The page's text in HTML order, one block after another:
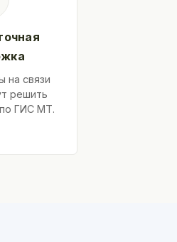
на связи
решить
ГИС МТ.